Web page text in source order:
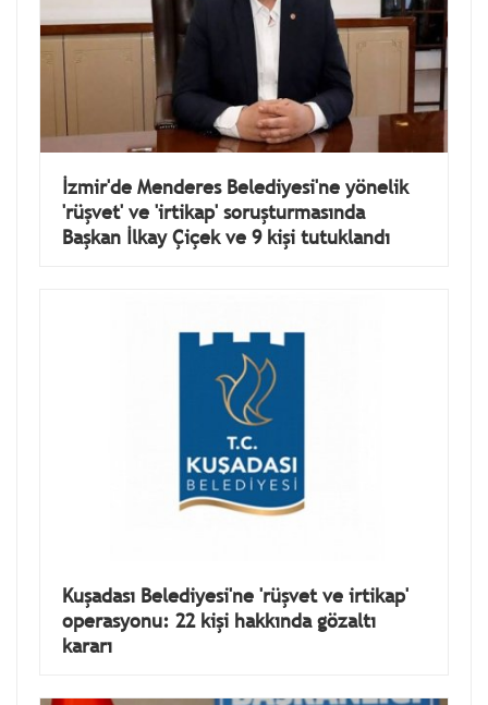
İzmir'de Menderes Belediyesi'ne yönelik
'rüşvet' ve 'irtikap' soruşturmasında
Başkan İlkay Çiçek ve 9 kişi tutuklandı
Kuşadası Belediyesi'ne 'rüşvet ve irtikap'
operasyonu: 22 kişi hakkında gözaltı
kararı